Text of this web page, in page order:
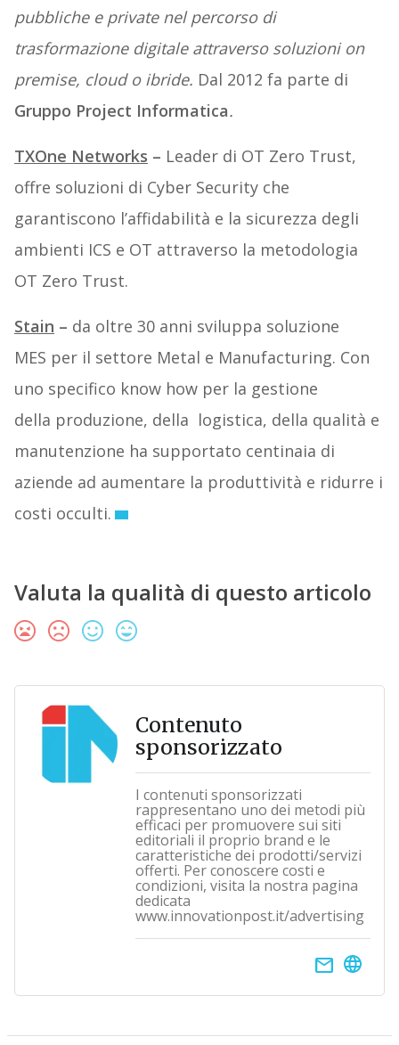
pubbliche e private nel percorso di
trasformazione digitale attraverso soluzioni on
premise, cloud o ibride. Dal 2012 fa parte di
Gruppo Project Informatica.
TXOne Networks – Leader di OT Zero Trust,
offre soluzioni di Cyber Security che
garantiscono l’affidabilità e la sicurezza degli
ambienti ICS e OT attraverso la metodologia
OT Zero Trust.
Stain – da oltre 30 anni sviluppa soluzione
MES per il settore Metal e Manufacturing. Con
uno specifico know how per la gestione
della produzione, della logistica, della qualità e
manutenzione ha supportato centinaia di
aziende ad aumentare la produttività e ridurre i
costi occulti.
Valuta la qualità di questo articolo
Contenuto
sponsorizzato
I contenuti sponsorizzati
rappresentano uno dei metodi più
efficaci per promuovere sui siti
editoriali il proprio brand e le
caratteristiche dei prodotti/servizi
offerti. Per conoscere costi e
condizioni, visita la nostra pagina
dedicata
www.innovationpost.it/advertising
email